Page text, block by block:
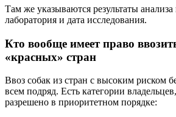
Там же указываются результаты
лаборатория и дата исследования.
Кто вообще имеет право
«красных» стран
Ввоз собак из стран с высоким риском
всем подряд. Есть категории
разрешено в приоритетном порядке: